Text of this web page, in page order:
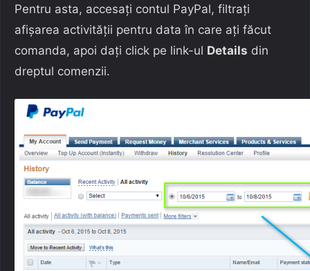
Pentru asta, accesați contul PayPal, filtrați
afișarea activității pentru data în care ați făcut
comanda, apoi dați click pe link-ul Details din
dreptul comenzii.